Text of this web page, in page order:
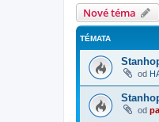
Nové téma
TÉMATA
od
od